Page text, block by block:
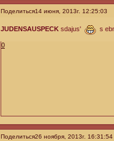
Поделиться14 июня, 2013г. 12:25:03
JUDENSAUSPECK sdajus' s
0
Поделиться26 ноября, 2013г. 16:31:54